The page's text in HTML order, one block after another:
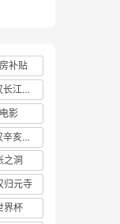
补贴
武汉长江大桥
电影
武汉辛亥革命博物馆
之洞
归元寺
界杯